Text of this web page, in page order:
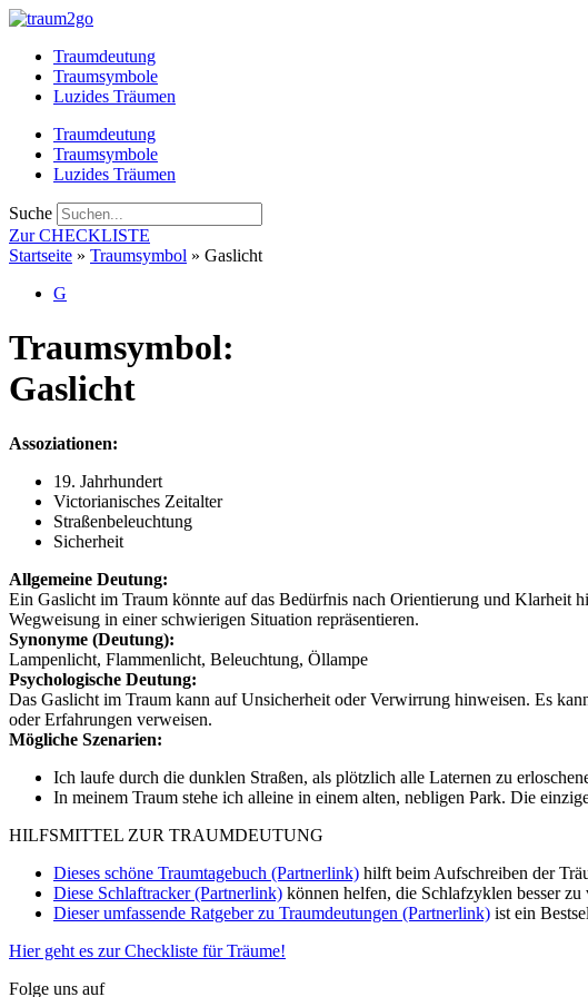
Zum
springenTraumdeutung
Traumsymbole
Luzides Träumen
Traumdeutung
Traumsymbole
Luzides Träumen
Suche
Zur CHECKLISTE
Startseite » Traumsymbol » Gaslicht
G
Traumsymbol:
Gaslicht
Assoziationen:
19. Jahrhundert
Victorianisches Zeitalter
Straßenbeleuchtung
Sicherheit
Allgemeine Deutung:
Ein Gaslicht im Traum könnte auf das Bedürfnis nach Orientierung und Klarheit
Wegweisung in einer schwierigen Situation repräsentieren.
Synonyme (Deutung):
Lampenlicht, Flammenlicht, Beleuchtung, Öllampe
Psychologische Deutung:
Das Gaslicht im Traum kann auf Unsicherheit oder Verwirrung hinweisen. Es
oder Erfahrungen verweisen.
Mögliche Szenarien:
Ich laufe durch die dunklen Straßen, als plötzlich alle Laternen zu
In meinem Traum stehe ich alleine in einem alten, nebligen Park. Die
HILFSMITTEL ZUR TRAUMDEUTUNG
Dieses schöne Traumtagebuch (Partnerlink) hilft beim Aufschreiben der
Diese Schlaftracker (Partnerlink) können helfen, die Schlafzyklen besser zu
Dieser umfassende Ratgeber zu Traumdeutungen (Partnerlink) ist ein
Hier geht es zur Checkliste für Träume!
Folge uns auf